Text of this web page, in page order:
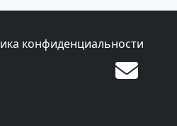
конфиденциальности